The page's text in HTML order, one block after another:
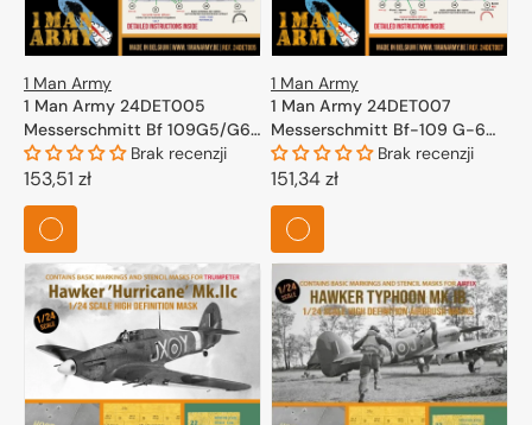
1 Man Army
1 Man Army 24DET005
Messerschmitt Bf 109G5/G6
(Airfix) 1/24
Brak recenzji
Cena
regularna
153,51 zł
1 Man Army
1 Man Army 24DET007
Messerschmitt Bf-109 G-6
Late - High Definition
Airbrush Masks for Trumpeter
1/24
Brak recenzji
Cena
regularna
151,34 zł